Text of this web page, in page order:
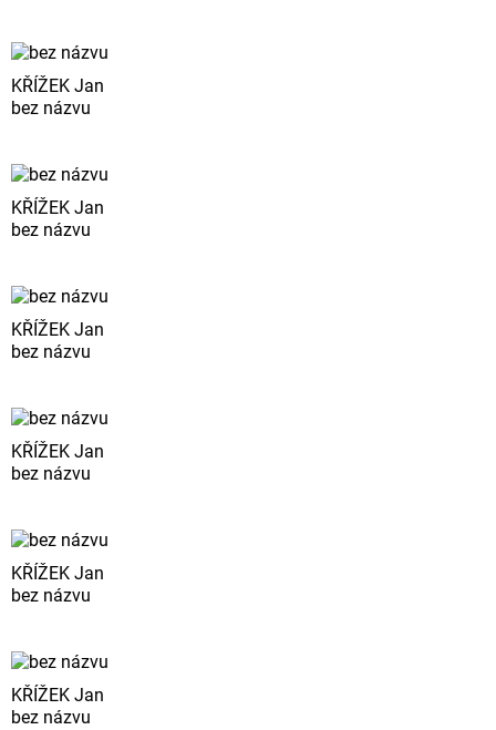
KŘÍŽEK Jan
bez názvu
KŘÍŽEK Jan
bez názvu
KŘÍŽEK Jan
bez názvu
KŘÍŽEK Jan
bez názvu
KŘÍŽEK Jan
bez názvu
KŘÍŽEK Jan
bez názvu